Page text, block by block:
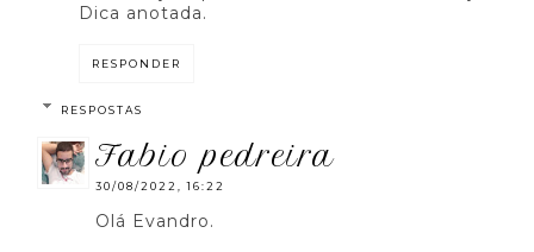
Dica anotada.
RESPONDER
RESPOSTAS
fabio pedreira
30/08/2022, 16:22
Olá Evandro.